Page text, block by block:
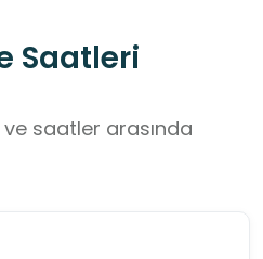
Saatleri
saatler arasında